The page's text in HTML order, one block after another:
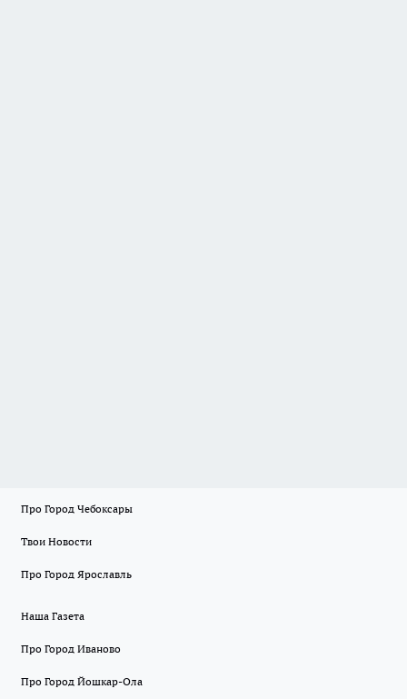
Про Город Чебоксары
Твои Новости
Про Город Ярославль
Наша Газета
Про Город Иваново
Про Город Йошкар-Ола